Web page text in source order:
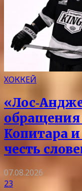
ХОККЕЙ
обращения
Копитара
честь
07.08.2026
23